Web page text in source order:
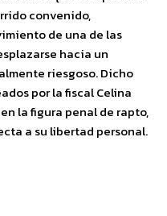
convenido,
de una de las
hacia un
riesgoso. Dicho
por la fiscal Celina
la figura penal de rapto,
a su libertad personal.